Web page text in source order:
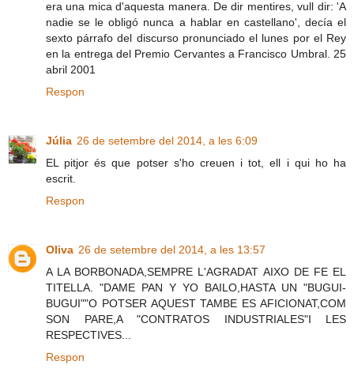
era una mica d'aquesta manera. De dir mentires, vull dir: 'A
nadie se le obligó nunca a hablar en castellano', decía el
sexto párrafo del discurso pronunciado el lunes por el Rey
en la entrega del Premio Cervantes a Francisco Umbral. 25
abril 2001
Respon
Júlia 26 de setembre del 2014, a les 6:09
EL pitjor és que potser s'ho creuen i tot, ell i qui ho ha
escrit.
Respon
Oliva 26 de setembre del 2014, a les 13:57
A LA BORBONADA,SEMPRE L'AGRADAT AIXO DE FE EL
TITELLA. "DAME PAN Y YO BAILO,HASTA UN "BUGUI-
BUGUI""O POTSER AQUEST TAMBE ES AFICIONAT,COM
SON PARE,A "CONTRATOS INDUSTRIALES"I LES
RESPECTIVES...
Respon